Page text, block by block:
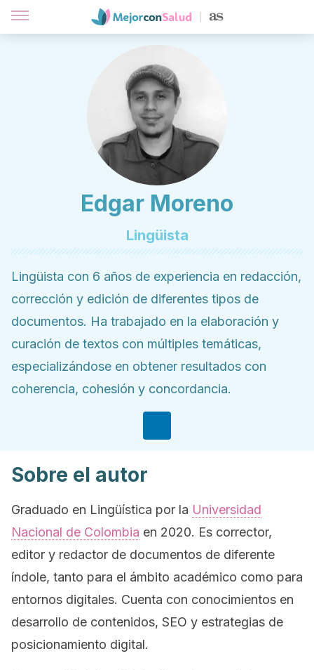
Edgar Moreno
Lingüista
Lingüista con 6 años de experiencia en redacción,
corrección y edición de diferentes tipos de
documentos. Ha trabajado en la elaboración y
curación de textos con múltiples temáticas,
especializándose en obtener resultados con
coherencia, cohesión y concordancia.
Sobre el autor
Graduado en Lingüística por la Universidad
Nacional de Colombia en 2020. Es corrector,
editor y redactor de documentos de diferente
índole, tanto para el ámbito académico como para
entornos digitales. Cuenta con conocimientos en
desarrollo de contenidos, SEO y estrategias de
posicionamiento digital.